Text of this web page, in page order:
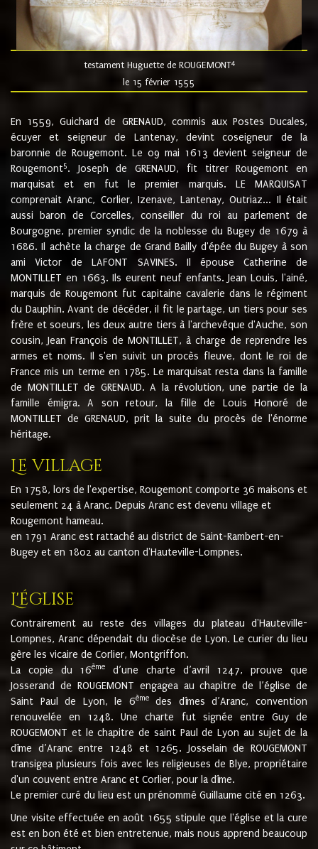
testament Huguette de ROUGEMONT4
le 15 février 1555
En 1559, Guichard de GRENAUD, commis aux Postes Ducales,
écuyer et seigneur de Lantenay, devint coseigneur de la
baronnie de Rougemont. Le 09 mai 1613 devient seigneur de
Rougemont5. Joseph de GRENAUD, fit titrer Rougemont en
marquisat et en fut le premier marquis. LE MARQUISAT
comprenait Aranc, Corlier, Izenave, Lantenay, Outriaz... Il était
aussi baron de Corcelles, conseiller du roi au parlement de
Bourgogne, premier syndic de la noblesse du Bugey de 1679 à
1686. Il achète la charge de Grand Bailly d'épée du Bugey à son
ami Victor de LAFONT SAVINES. Il épouse Catherine de
MONTILLET en 1663. Ils eurent neuf enfants. Jean Louis, l'ainé,
marquis de Rougemont fut capitaine cavalerie dans le régiment
du Dauphin. Avant de décéder, il fit le partage, un tiers pour ses
frère et soeurs, les deux autre tiers à l'archevêque d'Auche, son
cousin, Jean François de MONTILLET, à charge de reprendre les
armes et noms. Il s'en suivit un procès fleuve, dont le roi de
France mis un terme en 1785. Le marquisat resta dans la famille
de MONTILLET de GRENAUD. A la révolution, une partie de la
famille émigra. A son retour, la fille de Louis Honoré de
MONTILLET de GRENAUD, prit la suite du procès de l'énorme
héritage.
Le village
En 1758, lors de l'expertise, Rougemont comporte 36 maisons et
seulement 24 à Aranc. Depuis Aranc est devenu village et
Rougemont hameau.
en 1791 Aranc est rattaché au district de Saint-Rambert-en-
Bugey et en 1802 au canton d'Hauteville-Lompnes.
L'église
Contrairement au reste des villages du plateau d'Hauteville-
Lompnes, Aranc dépendait du diocèse de Lyon. Le curier du lieu
gère les vicaire de Corlier, Montgriffon.
La copie du 16ème
d’une charte d’avril 1247, prouve que
Josserand de ROUGEMONT engagea au chapitre de l’église de
Saint Paul de Lyon, le 6èmedes dîmes d’Aranc, convention
renouvelée en 1248. Une charte fut signée entre Guy de
ROUGEMONT et le chapitre de saint Paul de Lyon au sujet de la
dîme d’Aranc entre 1248 et 1265. Josselain de ROUGEMONT
transigea plusieurs fois avec les religieuses de Blye, propriétaire
d'un couvent entre Aranc et Corlier, pour la dîme.
Le premier curé du lieu est un prénommé Guillaume cité en 1263.
Une visite effectuée en août 1655 stipule que l'église et la cure
est en bon été et bien entretenue, mais nous apprend beaucoup